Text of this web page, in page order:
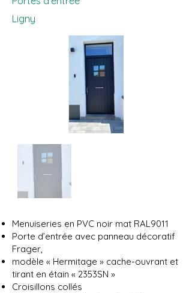
Ligny
Menuiseries en PVC noir mat RAL9011
Porte d’entrée avec panneau décoratif
Frager,
modèle « Hermitage » cache-ouvrant et
tirant en étain « 2353SN »
Croisillons collés